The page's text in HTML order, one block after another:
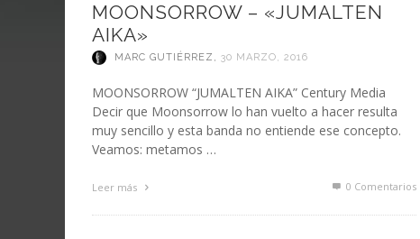
MOONSORROW – «JUMALTEN
AIKA»
MARC GUTIÉRREZ , 30 MARZO, 2016
MOONSORROW “JUMALTEN AIKA” Century Media
Decir que Moonsorrow lo han vuelto a hacer resulta
muy sencillo y esta banda no entiende ese concepto.
Veamos: metamos …
Leer más 0 Comentarios